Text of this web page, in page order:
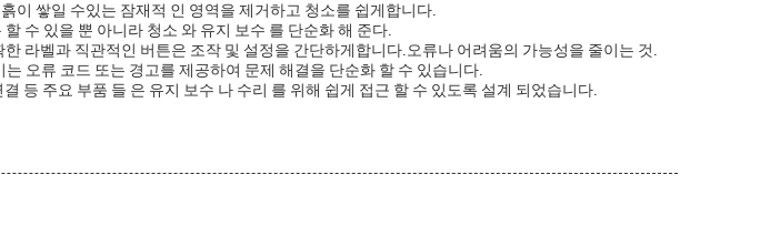
이 쌓일 수있는 잠재적 인 영역을 제거하고 청소를 쉽게합니다.
수 있을 뿐 아니라 청소 와 유지 보수 를 단순화 해 준다.
라벨과 직관적인 버튼은 조작 및 설정을 간단하게합니다.오류나 어려움의 가능성을 줄이는 것.
오류 코드 또는 경고를 제공하여 문제 해결을 단순화 할 수 있습니다.
등 주요 부품 들 은 유지 보수 나 수리 를 위해 쉽게 접근 할 수 있도록 설계 되었습니다.